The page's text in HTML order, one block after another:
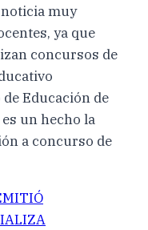
muy
ya que
concursos de
Educación de
un hecho la
a concurso de